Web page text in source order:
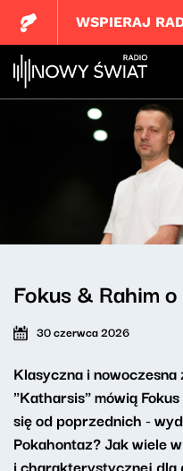
WSPIERAJ
Fokus & Rahim
30 czerwca 2026
Klasyczna i nowoczesna
"Katharsis" mówią
się od poprzednich -
Pokahontaz? Jak wiele